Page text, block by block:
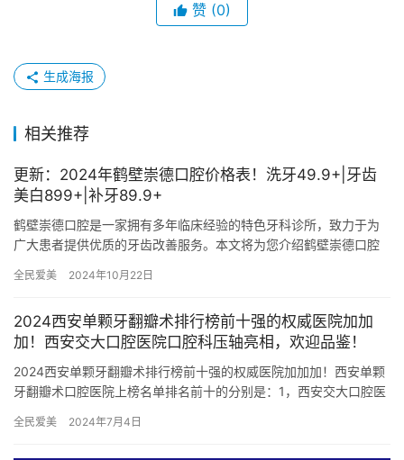
赞 (0)
生成海报
相关推荐
更新：2024年鹤壁崇德口腔价格表！洗牙49.9+|牙齿
美白899+|补牙89.9+
鹤壁崇德口腔是一家拥有多年临床经验的特色牙科诊所，致力于为
广大患者提供优质的牙齿改善服务。本文将为您介绍鹤壁崇德口腔
评价，…
全民爱美 2024年10月22日
2024西安单颗牙翻瓣术排行榜前十强的权威医院加加
加！西安交大口腔医院口腔科压轴亮相，欢迎品鉴！
2024西安单颗牙翻瓣术排行榜前十强的权威医院加加加！西安单颗
牙翻瓣术口腔医院上榜名单排名前十的分别是：1，西安交大口腔医
全民爱美 2024年7月4日